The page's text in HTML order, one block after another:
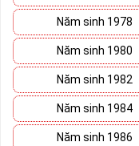
Năm sinh 1978
Năm sinh 1980
Năm sinh 1982
Năm sinh 1984
Năm sinh 1986